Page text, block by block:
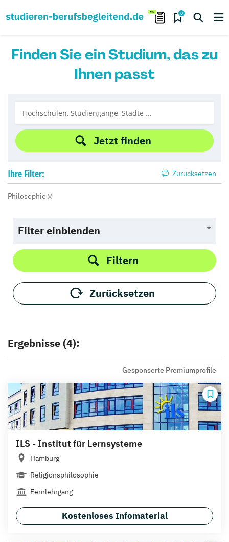
0
Finden Sie ein Studium, das zu
Ihnen passt
Jetzt finden
Ihre Filter: Zurücksetzen
Philosophie
Filter einblenden
Filtern
Zurücksetzen
Ergebnisse (4):
Gesponserte Premiumprofile
ILS - Institut für Lernsysteme
Hamburg
Religionsphilosophie
Fernlehrgang
Kostenloses Infomaterial